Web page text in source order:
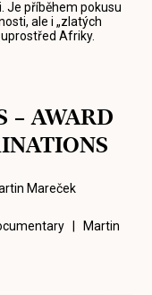
Je příběhem pokusu
ale i „zlatých
Afriky.
– AWARD
Mareček
| Martin